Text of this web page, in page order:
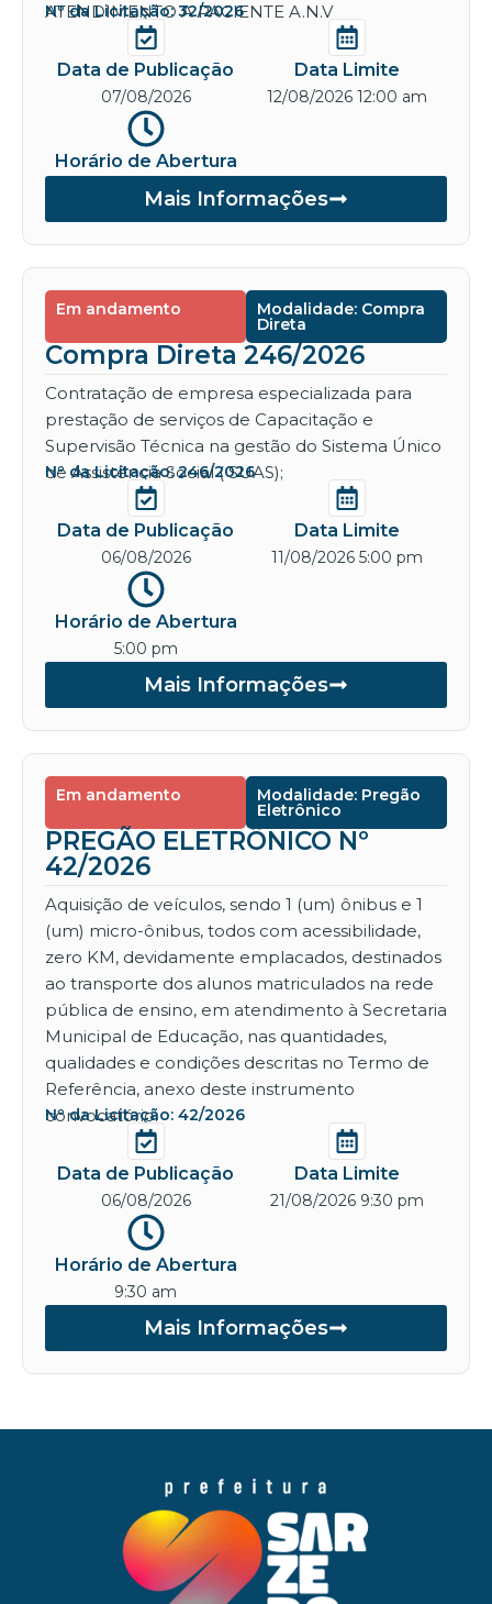
ATENDIMENTO A PACIENTE A.N.V
Nº da Licitação: 32/2026
Data de Publicação
07/08/2026
Data Limite
12/08/2026 12:00 am
Horário de Abertura
Mais Informações
Em andamento Modalidade: Compra
Direta
Compra Direta 246/2026
Contratação de empresa especializada para
prestação de serviços de Capacitação e
Supervisão Técnica na gestão do Sistema Único
de Assistência Social ( SUAS);
Nº da Licitação: 246/2026
Data de Publicação
06/08/2026
Data Limite
11/08/2026 5:00 pm
Horário de Abertura
5:00 pm
Mais Informações
Em andamento Modalidade: Pregão
Eletrônico
PREGÃO ELETRÔNICO Nº
42/2026
Aquisição de veículos, sendo 1 (um) ônibus e 1
(um) micro-ônibus, todos com acessibilidade,
zero KM, devidamente emplacados, destinados
ao transporte dos alunos matriculados na rede
pública de ensino, em atendimento à Secretaria
Municipal de Educação, nas quantidades,
qualidades e condições descritas no Termo de
Referência, anexo deste instrumento
convocatório.
Nº da Licitação: 42/2026
Data de Publicação
06/08/2026
Data Limite
21/08/2026 9:30 pm
Horário de Abertura
9:30 am
Mais Informações